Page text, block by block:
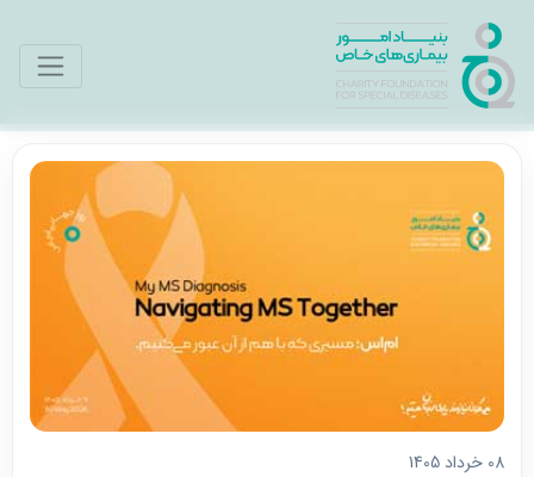
08 خرداد 1405